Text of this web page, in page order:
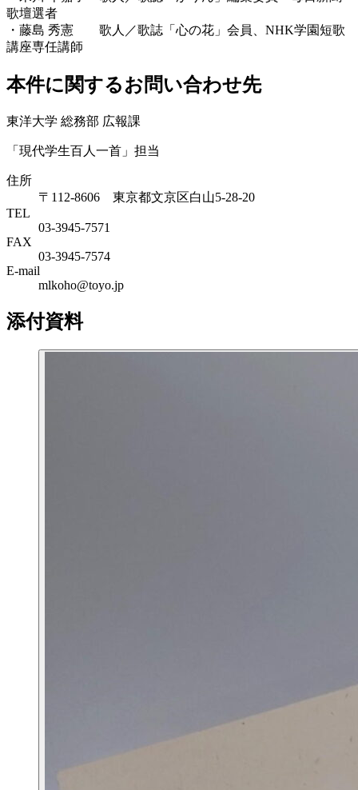
歌壇選者
・藤島 秀憲 歌人／歌誌「心の花」会員、NHK学園短歌
講座専任講師
本件に関するお問い合わせ先
東洋大学 総務部 広報課
「現代学生百人一首」担当
住所
〒112-8606 東京都文京区白山5-28-20
TEL
03-3945-7571
FAX
03-3945-7574
E-mail
mlkoho@toyo.jp
添付資料